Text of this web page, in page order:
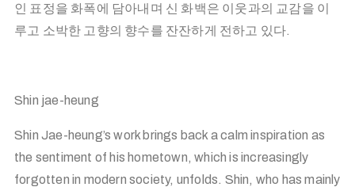
인 표정을 화폭에 담아내며 신 화백은 이웃과의 교감을 이
루고 소박한 고향의 향수를 잔잔하게 전하고 있다.
Shin jae-heung
Shin Jae-heung’s work brings back a calm inspiration as
the sentiment of his hometown, which is increasingly
forgotten in modern society, unfolds. Shin, who has mainly